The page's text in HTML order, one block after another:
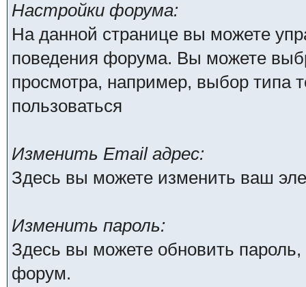
Настройки форума:
На данной странице вы можете
поведения форума. Вы можете
просмотра, например, выбор типа
пользоваться
Изменить Email адрес:
Здесь вы можете изменить ваш
Изменить пароль:
Здесь вы можете обновить
форум.